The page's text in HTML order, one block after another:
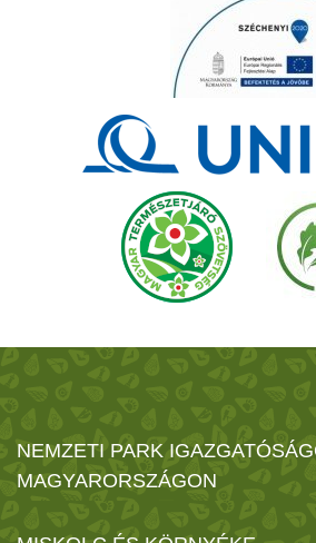
NEMZETI PARK
MAGYARORSZÁGON